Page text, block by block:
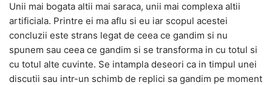
Unii mai bogata altii mai saraca, unii mai complexa altii
artificiala. Printre ei ma aflu si eu iar scopul acestei
concluzii este strans legat de ceea ce gandim si nu
spunem sau ceea ce gandim si se transforma in cu totul si
cu totul alte cuvinte. Se intampla deseori ca in timpul unei
discutii sau intr-un schimb de replici sa gandim pe moment